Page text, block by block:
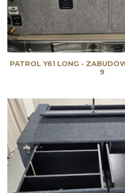
PATROL Y61 LONG -
9